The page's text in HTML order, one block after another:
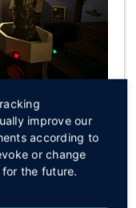
improve our
according to
or change
the future.